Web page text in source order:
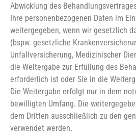
Abwicklung des
Ihre personenbezogenen Daten im
weitergegeben, wenn wir gesetzlich
(bspw. gesetzliche
Unfallversicherung, Medizinischer
die Weitergabe zur Erfüllung des
erforderlich ist oder Sie in die
Die Weitergabe erfolgt nur in dem
bewilligten Umfang. Die
dem Dritten ausschließlich zu den
verwendet werden.